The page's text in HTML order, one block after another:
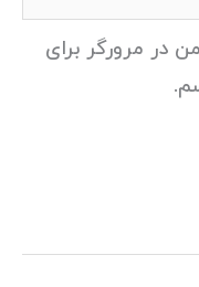
در مرورگر برای